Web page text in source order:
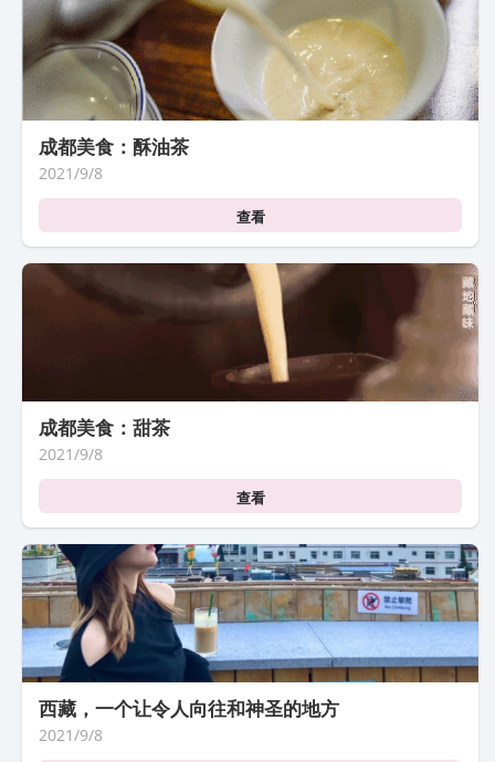
成都美食：酥油茶
2021/9/8
查看
成都美食：甜茶
2021/9/8
查看
西藏，一个让令人向往和神圣的地方
2021/9/8